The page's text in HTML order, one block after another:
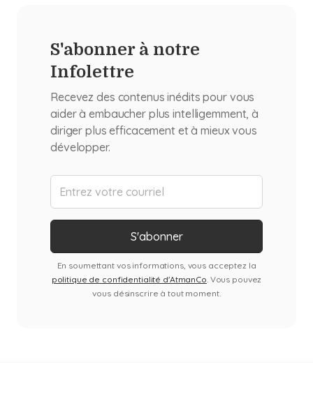
S'abonner à notre
Infolettre
Recevez des contenus inédits pour vous
aider à embaucher plus intelligemment, à
diriger plus efficacement et à mieux vous
développer.
En soumettant vos informations, vous acceptez la
politique de confidentialité d'AtmanCo . Vous pouvez
vous désinscrire à tout moment.